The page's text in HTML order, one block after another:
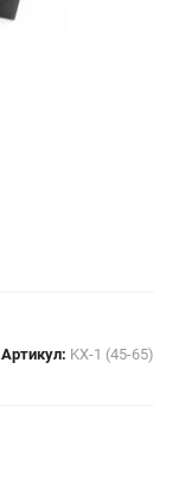
Артикул: KX-1 (45-65)